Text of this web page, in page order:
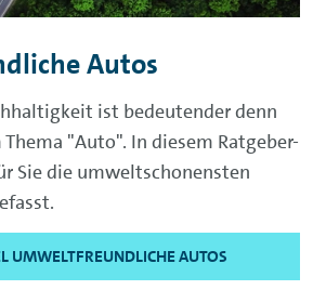
Autos
ist bedeutender denn
Thema "Auto". In diesem Ratgeber-
Sie die umweltschonensten
UMWELTFREUNDLICHE AUTOS